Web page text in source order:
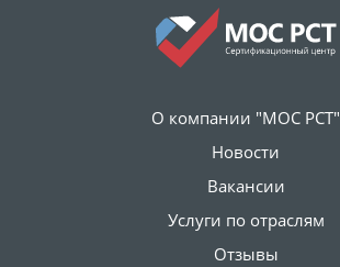
О компании "МОС РСТ"
Новости
Вакансии
Услуги по отраслям
Отзывы